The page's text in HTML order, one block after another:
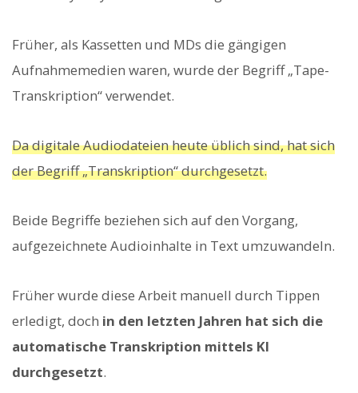
Früher, als Kassetten und MDs die gängigen
Aufnahmemedien waren, wurde der Begriff „Tape-
Transkription“ verwendet.
Da digitale Audiodateien heute üblich sind, hat sich
der Begriff „Transkription“ durchgesetzt.
Beide Begriffe beziehen sich auf den Vorgang,
aufgezeichnete Audioinhalte in Text umzuwandeln.
Früher wurde diese Arbeit manuell durch Tippen
erledigt, doch in den letzten Jahren hat sich die
automatische Transkription mittels KI
durchgesetzt.